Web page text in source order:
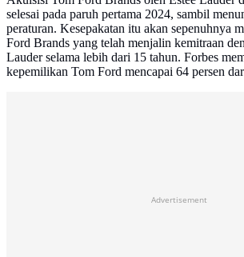
selesai pada paruh pertama 2024, sambil
peraturan. Kesepakatan itu akan sepenuhnya
Ford Brands yang telah menjalin kemitraan
Lauder selama lebih dari 15 tahun. Forbes
kepemilikan Tom Ford mencapai 64 persen
Advertisement